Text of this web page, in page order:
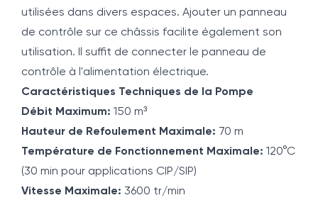
utilisées dans divers espaces. Ajouter un panneau
de contrôle sur ce châssis facilite également son
utilisation. Il suffit de connecter le panneau de
contrôle à l'alimentation électrique.
Caractéristiques Techniques de la Pompe
Débit Maximum: 150 m³
Hauteur de Refoulement Maximale: 70 m
Température de Fonctionnement Maximale: 120°C
(30 min pour applications CIP/SIP)
Vitesse Maximale: 3600 tr/min